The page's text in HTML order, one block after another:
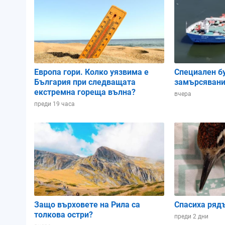
Влажност:
Облачност:
1012.93 hPa
65%
82%
1015.72 hPa
82%
1013.81
62%
02:00 05:00 08:00
Европа гори. Колко уязвима е
България при следващата
екстремна гореща вълна?
преди 19 часа
Специален
вчера
Защо върховете на Рила са
толкова остри?
Спасиха
преди 2 дни